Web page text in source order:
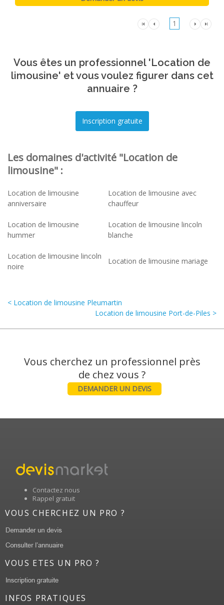
1
Vous êtes un professionnel 'Location de
limousine' et vous voulez figurer dans cet
annuaire ?
Les domaines d'activité "Location de
limousine" :
Location de limousine
anniversaire
Location de limousine avec
chauffeur
Location de limousine
hummer
Location de limousine lincoln
blanche
Location de limousine lincoln
noire
Location de limousine mariage
< Location de limousine Pleumartin
Location de limousine Port-de-Piles >
Vous cherchez un professionnel près
DEMANDER UN DEVIS
Contactez nous
Rappel gratuit
VOUS CHERCHEZ UN PRO ?
VOUS ETES UN PRO ?
INFOS PRATIQUES